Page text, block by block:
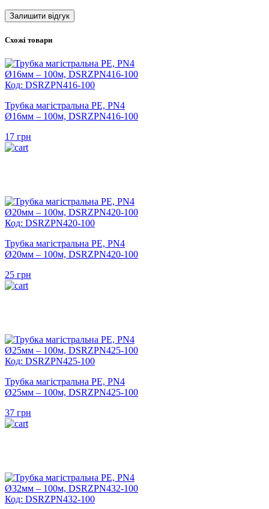
Схожі товари
Код: DSRZPN416-100
Трубка магістральна PE, PN4
Ø16мм – 100м, DSRZPN416-100
17 грн
Код: DSRZPN420-100
Трубка магістральна PE, PN4
Ø20мм – 100м, DSRZPN420-100
25 грн
Код: DSRZPN425-100
Трубка магістральна PE, PN4
Ø25мм – 100м, DSRZPN425-100
37 грн
Код: DSRZPN432-100